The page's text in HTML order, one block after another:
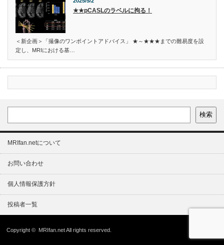
★★pCASLのラベルに拘る！
＜新企画＞「撮像のワンポイントアドバイス」 ★～★★★までの難易度を設
定し、MRIにおける基…
検索
MRIfan.netについて
お問い合わせ
個人情報保護方針
投稿者一覧
Copyright © MRIfan.netAll rights reserved.